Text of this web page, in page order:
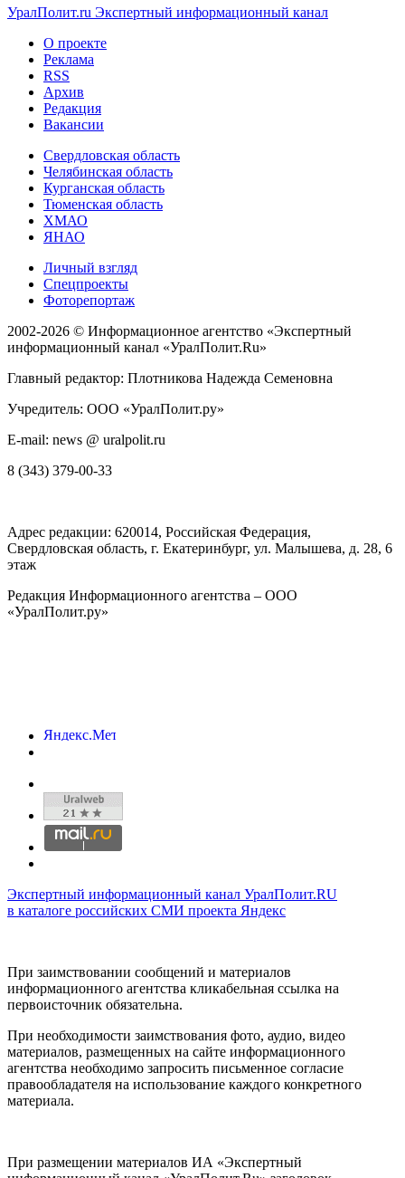
УралПолит.ru Экспертный информационный канал
О проекте
Реклама
RSS
Архив
Редакция
Вакансии
Свердловская область
Челябинская область
Курганская область
Тюменская область
ХМАО
ЯНАО
Личный взгляд
Спецпроекты
Фоторепортаж
2002-2026 © Информационное агентство «Экспертный
информационный канал «УралПолит.Ru»
Главный редактор: Плотникова Надежда Семеновна
Учредитель: ООО «УралПолит.ру»
E-mail: news @ uralpolit.ru
8 (343) 379-00-33
Адрес редакции: 620014, Российская Федерация,
Свердловская область, г. Екатеринбург, ул. Малышева, д. 28, 6
этаж
Редакция Информационного агентства – ООО
«УралПолит.ру»
Экспертный информационный канал УралПолит.RU
в каталоге российских СМИ проекта Яндекс
При заимствовании сообщений и материалов
информационного агентства кликабельная ссылка на
первоисточник обязательна.
При необходимости заимствования фото, аудио, видео
материалов, размещенных на сайте информационного
агентства необходимо запросить письменное согласие
правообладателя на использование каждого конкретного
материала.
При размещении материалов ИА «Экспертный